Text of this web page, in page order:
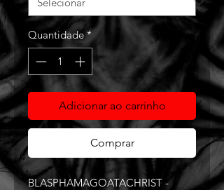
Quantidade *
Adicionar ao carrinho
Comprar
BLASPHAMAGOATACHRIST -